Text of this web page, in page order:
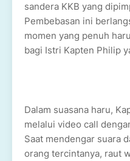
sandera KKB yang
Pembebasan ini
momen yang penuh
bagi Istri Kapten Philip
Dalam suasana haru,
melalui video call
Saat mendengar suara
orang tercintanya, raut